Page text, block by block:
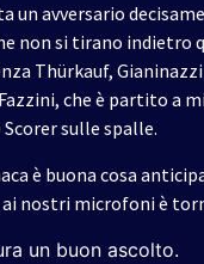
un avversario
non si tirano
Thürkauf,
che è partito a
sulle spalle.
è buona cosa
ai nostri microfoni è
un buon ascolto.